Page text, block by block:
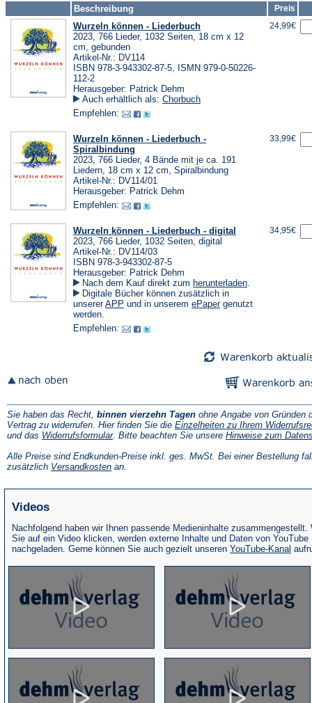
Beschreibung
Preis
Wurzeln können - Liederbuch
2023, 766 Lieder, 1032 Seiten, 18 cm x 12
cm, gebunden
Artikel-Nr.: DV114
ISBN 978-3-943302-87-5, ISMN 979-0-50226-
112-2
Herausgeber: Patrick Dehm
Auch erhältlich als: Chorbuch
Empfehlen:
24,99€
Wurzeln können - Liederbuch -
Spiralbindung
2023, 766 Lieder, 4 Bände mit je ca. 191
Liedern, 18 cm x 12 cm, Spiralbindung
Artikel-Nr.: DV114/01
Herausgeber: Patrick Dehm
Empfehlen:
33,99€
Wurzeln können - Liederbuch - digital
2023, 766 Lieder, 1032 Seiten, digital
Artikel-Nr.: DV114/03
ISBN 978-3-943302-87-5
Herausgeber: Patrick Dehm
Nach dem Kauf direkt zum herunterladen(Öffnet
einem
.
Digitale Bücher können zusätzlich in
unsererAPP (Öffnet
neuen
und in unserem ePaper(Öffnet
genutzt
werden.
Empfehlen:
34,95€
Sie haben das Recht, binnen vierzehn Tagen ohne Angabe von Gründen
Vertrag zu widerrufen. Hier finden Sie die Einzelheiten zu Ihrem
und das Widerrufsformular(Öffnet
einem
neuen
. Bitte beachten Sie unsere Hinweise zum
Alle Preise sind Endkunden-Preise inkl. ges. MwSt. Bei einer Bestellung
zusätzlich Versandkosten(Öffnet
an.
Videos
Nachfolgend haben wir Ihnen passende Medieninhalte zusammengestellt.
Sie auf ein Video klicken, werden externe Inhalte und Daten von YouTube
nachgeladen. Gerne können Sie auch gezielt unseren YouTube-Kanal